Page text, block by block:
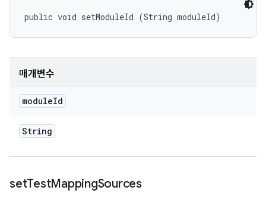
public void setModuleId (String moduleId)
매개변수
moduleId
String
setTestMappingSources